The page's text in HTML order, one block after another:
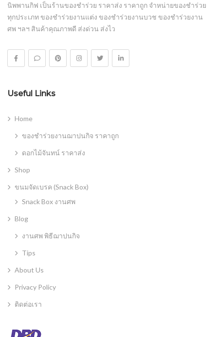
นิพพานกิฟ เป็นร้านของชำร่วย ราคาส่ง ราคาถูก จำหน่ายของชำร่วย
ทุกประเภท ของชำร่วยงานแต่ง ของชำร่วยงานบวช ของชำร่วยงาน
ศพ ฯลฯ สินค้าคุณภาพดี ส่งด่วน ส่งไว
Useful Links
Home
ของชำร่วยงานฌาปนกิจ ราคาถูก
ดอกไม้จันทน์ ราคาส่ง
Shop
ขนมจัดเบรค (Snack Box)
Snack Box งานศพ
Blog
งานศพ พิธีฌาปนกิจ
Tips
About Us
Privacy Policy
ติดต่อเรา